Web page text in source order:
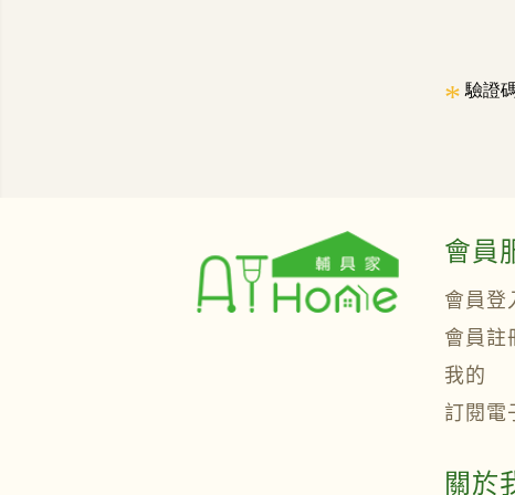
* 驗證
會員
會員登
會員註
我的
訂閱電
關於